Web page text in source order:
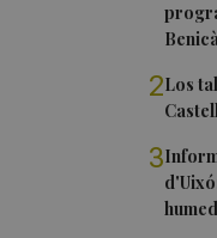
2Los
3